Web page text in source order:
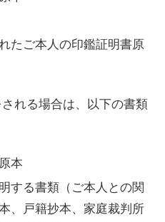
たご本人の印鑑証明書原
れる場合は、以下の書類
本
する書類（ご本人との関
、戸籍抄本、家庭裁判所